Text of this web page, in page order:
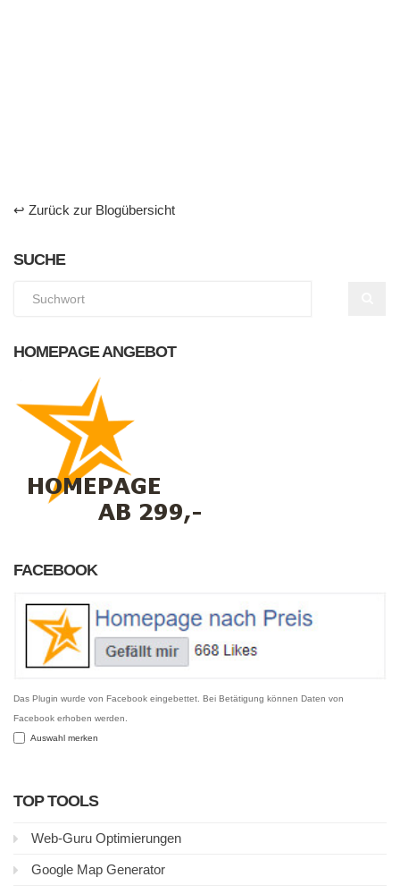
↩ Zurück zur Blogübersicht
SUCHE
HOMEPAGE ANGEBOT
FACEBOOK
Das Plugin wurde von Facebook eingebettet. Bei Betätigung können Daten von
Facebook erhoben werden.
Auswahl merken
TOP TOOLS
Web-Guru Optimierungen
Google Map Generator